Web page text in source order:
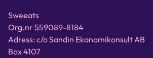
Sweeats
Org.nr 559089-8184
Adress: c/o Sandin Ekonomikonsult AB
Box 4107